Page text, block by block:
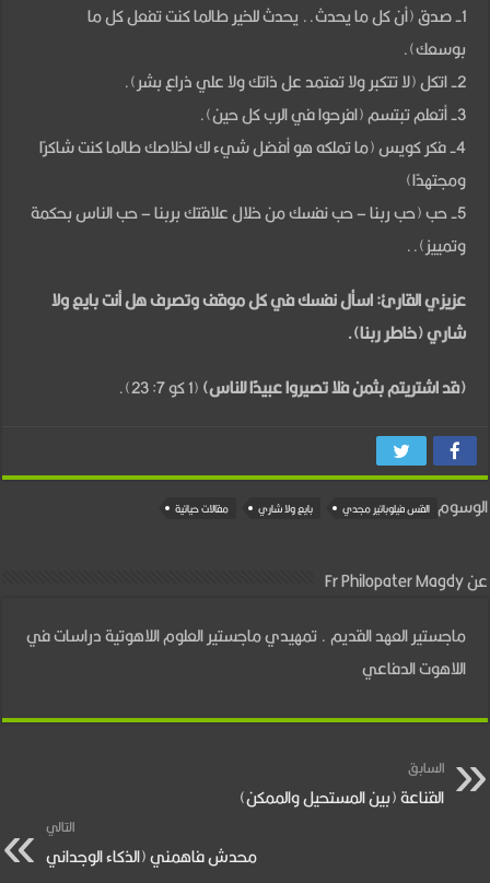
1- صدق (أن كل ما يحدث.. يحدث للخير طالما كنت تفعل كل ما
بوسعك).
2- اتكل (لا تتكبر ولا تعتمد عل ذاتك ولا علي ذراع بشر).
3- أتعلم تبتسم (افرحوا في الرب كل حين).
4- فكر كويس (ما تملكه هو أفضل شيء لك لخلاصك طالما كنت شاكرًا
ومجتهدًا)
5- حب (حب ربنا – حب نفسك من خلال علاقتك بربنا – حب الناس بحكمة
وتمييز)..
عزيزي القارئ: اسأل نفسك في كل موقف وتصرف هل أنت بايع ولا
شاري (خاطر ربنا).
(قد اشتريتم بثمن فلا تصيروا عبيدًا للناس)(1 كو 7: 23).
الوسوم القس فيلوباتير مجدي بايع ولا شاري مقالات حياتية
عن Fr Philopater Magdy
ماجستير العهد القديم . تمهيدي ماجستير العلوم اللاهوتية دراسات في
اللاهوت الدفاعي
السابق
القناعة (بين المستحيل والممكن)
التالي
محدش فاهمني (الذكاء الوجداني